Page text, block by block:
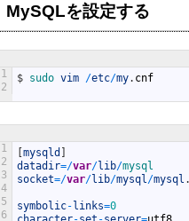
MySQLを設定する
1
2
$ sudo vim /etc/my. cnf
1
2
3
4
5
6
mysqld
datadir=/var/lib/mysql
socket=/var/lib/mysql/mysql
symbolic- links=0